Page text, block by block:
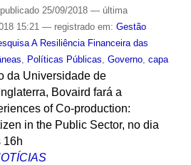
publicado25/09/2018 — última
15:21 — registrado em: Gestão
A Resiliência Financeira das
, Políticas Públicas, Governo, capa
da Universidade de
Bovaird fará a
of Co-production:
in the Public Sector, no dia
16h